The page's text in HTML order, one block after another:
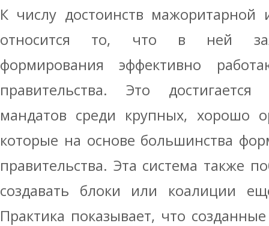
К числу достоинств мажоритарной
относится то, что в ней
формирования эффективно
правительства. Это
мандатов среди крупных, хорошо
которые на основе большинства
правительства. Эта система также
создавать блоки или коалиции
Практика показывает, что